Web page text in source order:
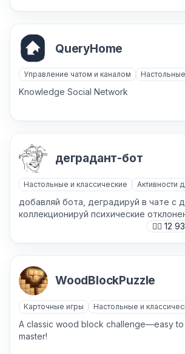
Причина жалобы*
Текст обращения
Хочу получить ответ на
QueryHome
Управление чатом и каналом
Knowledge Social Network
деградант-бот
Настольные и классические Активности
добавляй бота, деградируй в чате с
коллекционируй психические
🙍‍♂️ 12
WoodBlockPuzzle
Карточные игры Настольные и
A classic wood block challenge—easy to
master!